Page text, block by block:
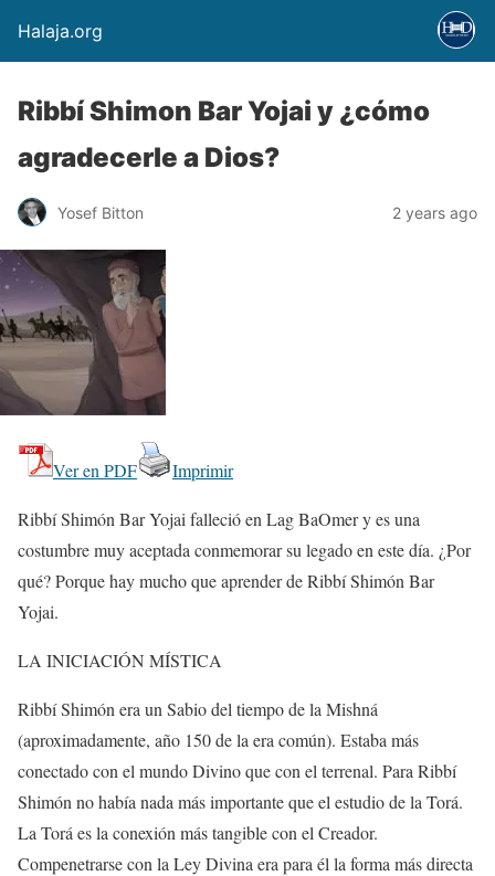
Halaja.org
Ribbí Shimon Bar Yojai y ¿cómo
agradecerle a Dios?
Yosef Bitton 2 years ago
Ver en PDF Imprimir
Ribbí Shimón Bar Yojai falleció en Lag BaOmer y es una
costumbre muy aceptada conmemorar su legado en este día. ¿Por
qué? Porque hay mucho que aprender de Ribbí Shimón Bar
Yojai.
LA INICIACIÓN MÍSTICA
Ribbí Shimón era un Sabio del tiempo de la Mishná
(aproximadamente, año 150 de la era común). Estaba más
conectado con el mundo Divino que con el terrenal. Para Ribbí
Shimón no había nada más importante que el estudio de la Torá.
La Torá es la conexión más tangible con el Creador.
Compenetrarse con la Ley Divina era para él la forma más directa